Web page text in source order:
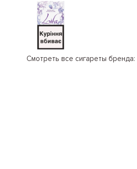
Смотреть все сигареты бренда: